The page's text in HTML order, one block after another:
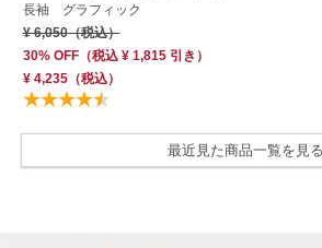
長袖 グラフィック
¥ 6,050（税込）
30% OFF（税込 ¥ 1,815引き）
¥ 4,235（税込）
最近見た商品一覧を見る